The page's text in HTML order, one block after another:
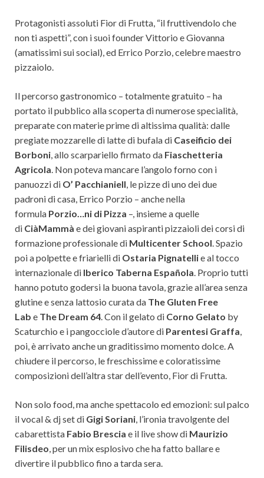
Protagonisti assoluti Fior di Frutta, “il fruttivendolo che
non ti aspetti”, con i suoi founder Vittorio e Giovanna
(amatissimi sui social), ed Errico Porzio, celebre maestro
pizzaiolo.
Il percorso gastronomico – totalmente gratuito – ha
portato il pubblico alla scoperta di numerose specialità,
preparate con materie prime di altissima qualità: dalle
pregiate mozzarelle di latte di bufala di Caseificio dei
Borboni, allo scarpariello firmato da Fiaschetteria
Agricola. Non poteva mancare l’angolo forno con i
panuozzi di O’ Pacchianiell, le pizze di uno dei due
padroni di casa, Errico Porzio – anche nella
formula Porzio…ni di Pizza –, insieme a quelle
di CiàMammà e dei giovani aspiranti pizzaioli dei corsi di
formazione professionale di Multicenter School. Spazio
poi a polpette e friarielli di Ostaria Pignatellie al tocco
internazionale di Iberico Taberna Española. Proprio tutti
hanno potuto godersi la buona tavola, grazie all’area senza
glutine e senza lattosio curata da The Gluten Free
Lab e The Dream 64. Con il gelato di Corno Gelato by
Scaturchio e i pangocciole d’autore di Parentesi Graffa,
poi, è arrivato anche un graditissimo momento dolce. A
chiudere il percorso, le freschissime e coloratissime
composizioni dell’altra star dell’evento, Fior di Frutta.
Non solo food, ma anche spettacolo ed emozioni: sul palco
il vocal & dj set di Gigi Soriani, l’ironia travolgente del
cabarettista Fabio Brescia e il live show di Maurizio
Filisdeo, per un mix esplosivo che ha fatto ballare e
divertire il pubblico fino a tarda sera.